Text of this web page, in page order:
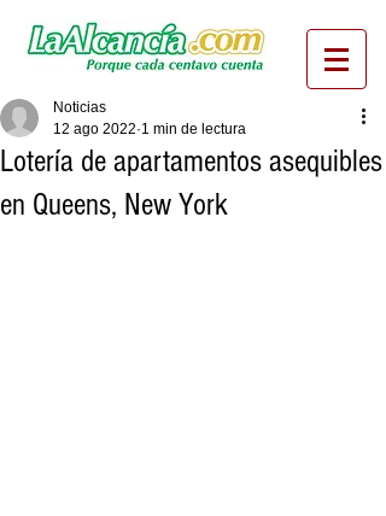
Lotería de apartamentos asequibles
en Queens, New York
Noticias
12 ago 2022 1 min de lectura